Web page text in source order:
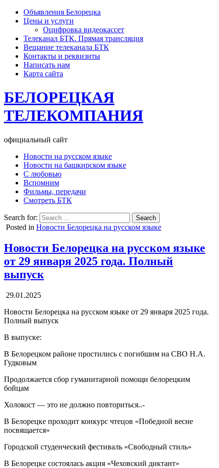
Объявления Белорецка
Цены и услуги
Оцифровка видеокассет
Телеканал БТК. Прямая трансляция
Вещание телеканала БТК
Контакты и реквизиты
Написать нам
Карта сайта
БЕЛОРЕЦКАЯ
ТЕЛЕКОМПАНИЯ
официальный сайт
Новости на русском языке
Новости на башкирском языке
С любовью
Вспомним
Фильмы, передачи
Смотреть БТК
Search for:
Posted in Новости Белорецка на русском языке
Новости Белорецка на русском языке
от 29 января 2025 года. Полный
выпуск
29.01.2025
Новости Белорецка на русском языке от 29 января 2025 года.
Полный выпуск
В выпуске:
В Белорецком районе простились с погибшим на СВО Н.А.
Гудковым
Продолжается сбор гуманитарной помощи белорецким
бойцам
Холокост — это не должно повториться..-
В Белорецке проходит конкурс чтецов «Победной весне
посвящается»
Городской студенческий фестиваль «Свободный стиль»
В Белорецке состоялась акция «Чеховский диктант»